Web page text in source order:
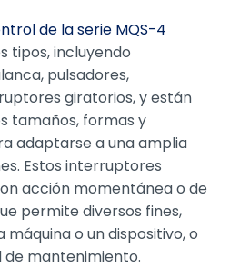
de la serie MQS-4
tipos, incluyendo
pulsadores,
giratorios, y están
tamaños, formas y
adaptarse a una amplia
Estos interruptores
acción momentánea o de
permite diversos fines,
o un dispositivo, o
de mantenimiento.